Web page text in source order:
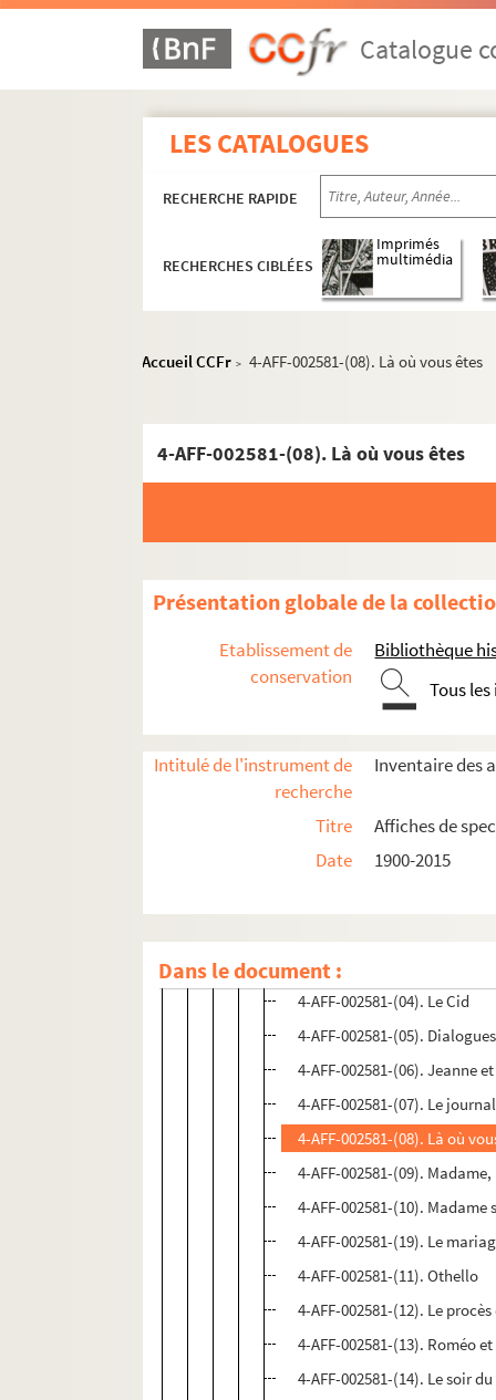
Catalogue
LES CATALOGUES
RECHERCHE RAPIDE
RECHERCHES CIBLÉES
Imprimés
multimédia
Accueil CCFr > 4-AFF-002581-(08). Là où vous êtes
4-AFF-002581-(08). Là où vous êtes
Présentation globale de la
Etablissement de
conservation
Bibliothèque
Tous
Intitulé de l'instrument de
recherche
Inventaire des
Titre
Affiches de
Date
1900-2015
Dans le document :
Seine-et-Marne
Yvelines
Andresy
Beynes
Le Chesnay-Rocquencourt
Conflans-Sainte-Honorine
Maisons-Laffitte
Orgerus
Le Pecq
Sartrouville
Château de Versailles
Parc Baldi
Théâtre Montansier
Direction Marcelle Tassencourt
Spectacles
4-AFF-002581-(03). Celui
4-AFF-002581-(04). Le Cid
4-AFF-002581-(05).
4-AFF-002581-(06). Jeanne
4-AFF-002581-(07). Le
4-AFF-002581-(08). Là où
4-AFF-002581-(09).
4-AFF-002581-(10). Madame
4-AFF-002581-(19). Le
4-AFF-002581-(11). Othello
4-AFF-002581-(12). Le
4-AFF-002581-(13). Roméo
4-AFF-002581-(14). Le soir